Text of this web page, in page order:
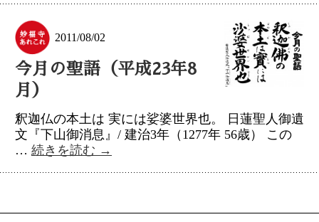
2011/08/02
今月の聖語（平成23年8
月）
釈迦仏の本土は 実には娑婆世界也。 日蓮聖人御遺
文『下山御消息』/ 建治3年（1277年 56歳） この
… 続きを読む →